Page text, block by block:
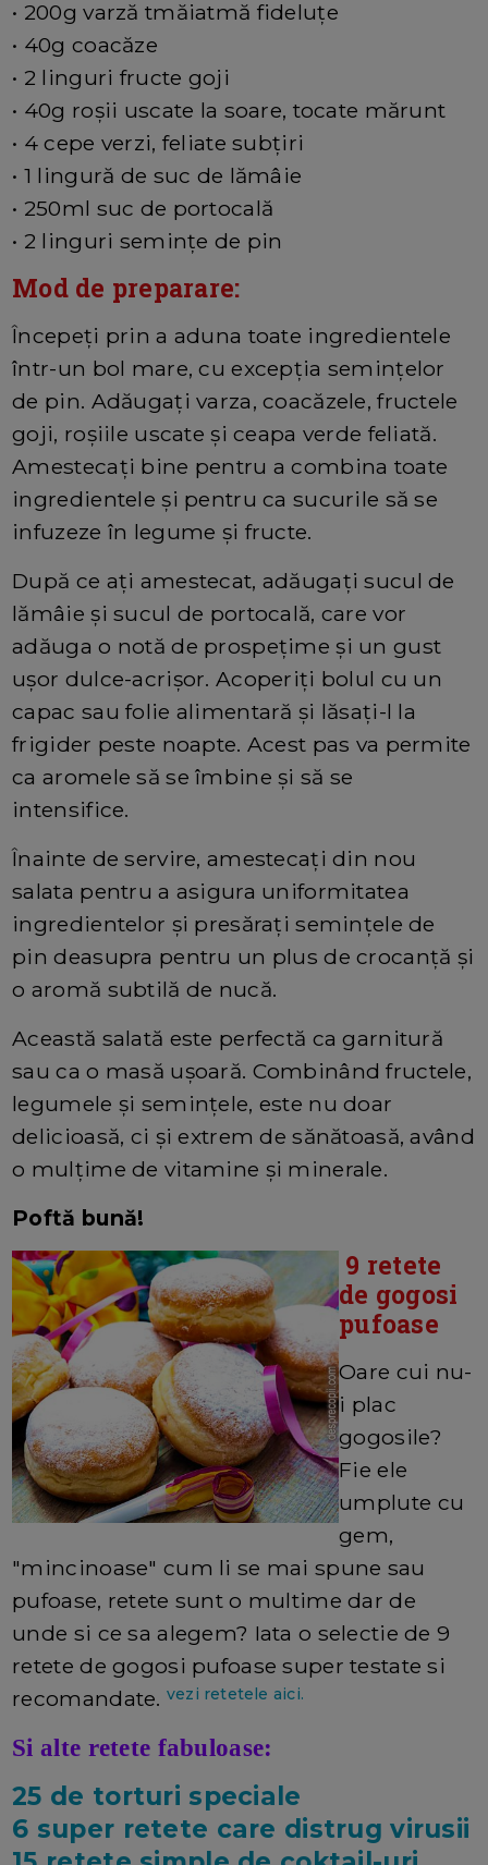
• 200g varză tmăiatmă fideluțe
• 40g coacăze
• 2 linguri fructe goji
• 40g roșii uscate la soare, tocate mărunt
• 4 cepe verzi, feliate subțiri
• 1 lingură de suc de lămâie
• 250ml suc de portocală
• 2 linguri semințe de pin
Mod de preparare:
Începeți prin a aduna toate ingredientele
într-un bol mare, cu excepția semințelor
de pin. Adăugați varza, coacăzele, fructele
goji, roșiile uscate și ceapa verde feliată.
Amestecați bine pentru a combina toate
ingredientele și pentru ca sucurile să se
infuzeze în legume și fructe.
După ce ați amestecat, adăugați sucul de
lămâie și sucul de portocală, care vor
adăuga o notă de prospețime și un gust
ușor dulce-acrișor. Acoperiți bolul cu un
capac sau folie alimentară și lăsați-l la
frigider peste noapte. Acest pas va permite
ca aromele să se îmbine și să se
intensifice.
Înainte de servire, amestecați din nou
salata pentru a asigura uniformitatea
ingredientelor și presărați semințele de
pin deasupra pentru un plus de crocanță și
o aromă subtilă de nucă.
Această salată este perfectă ca garnitură
sau ca o masă ușoară. Combinând fructele,
legumele și semințele, este nu doar
delicioasă, ci și extrem de sănătoasă, având
o mulțime de vitamine și minerale.
Poftă bună!
9 retete
de gogosi
pufoase
Oare cui nu-
i plac
gogosile?
Fie ele
umplute cu
gem,
"mincinoase" cum li se mai spune sau
pufoase, retete sunt o multime dar de
unde si ce sa alegem? Iata o selectie de 9
retete de gogosi pufoase super testate si
recomandate. vezi retetele aici.
Si alte retete fabuloase:
25 de torturi speciale
6 super retete care distrug virusii